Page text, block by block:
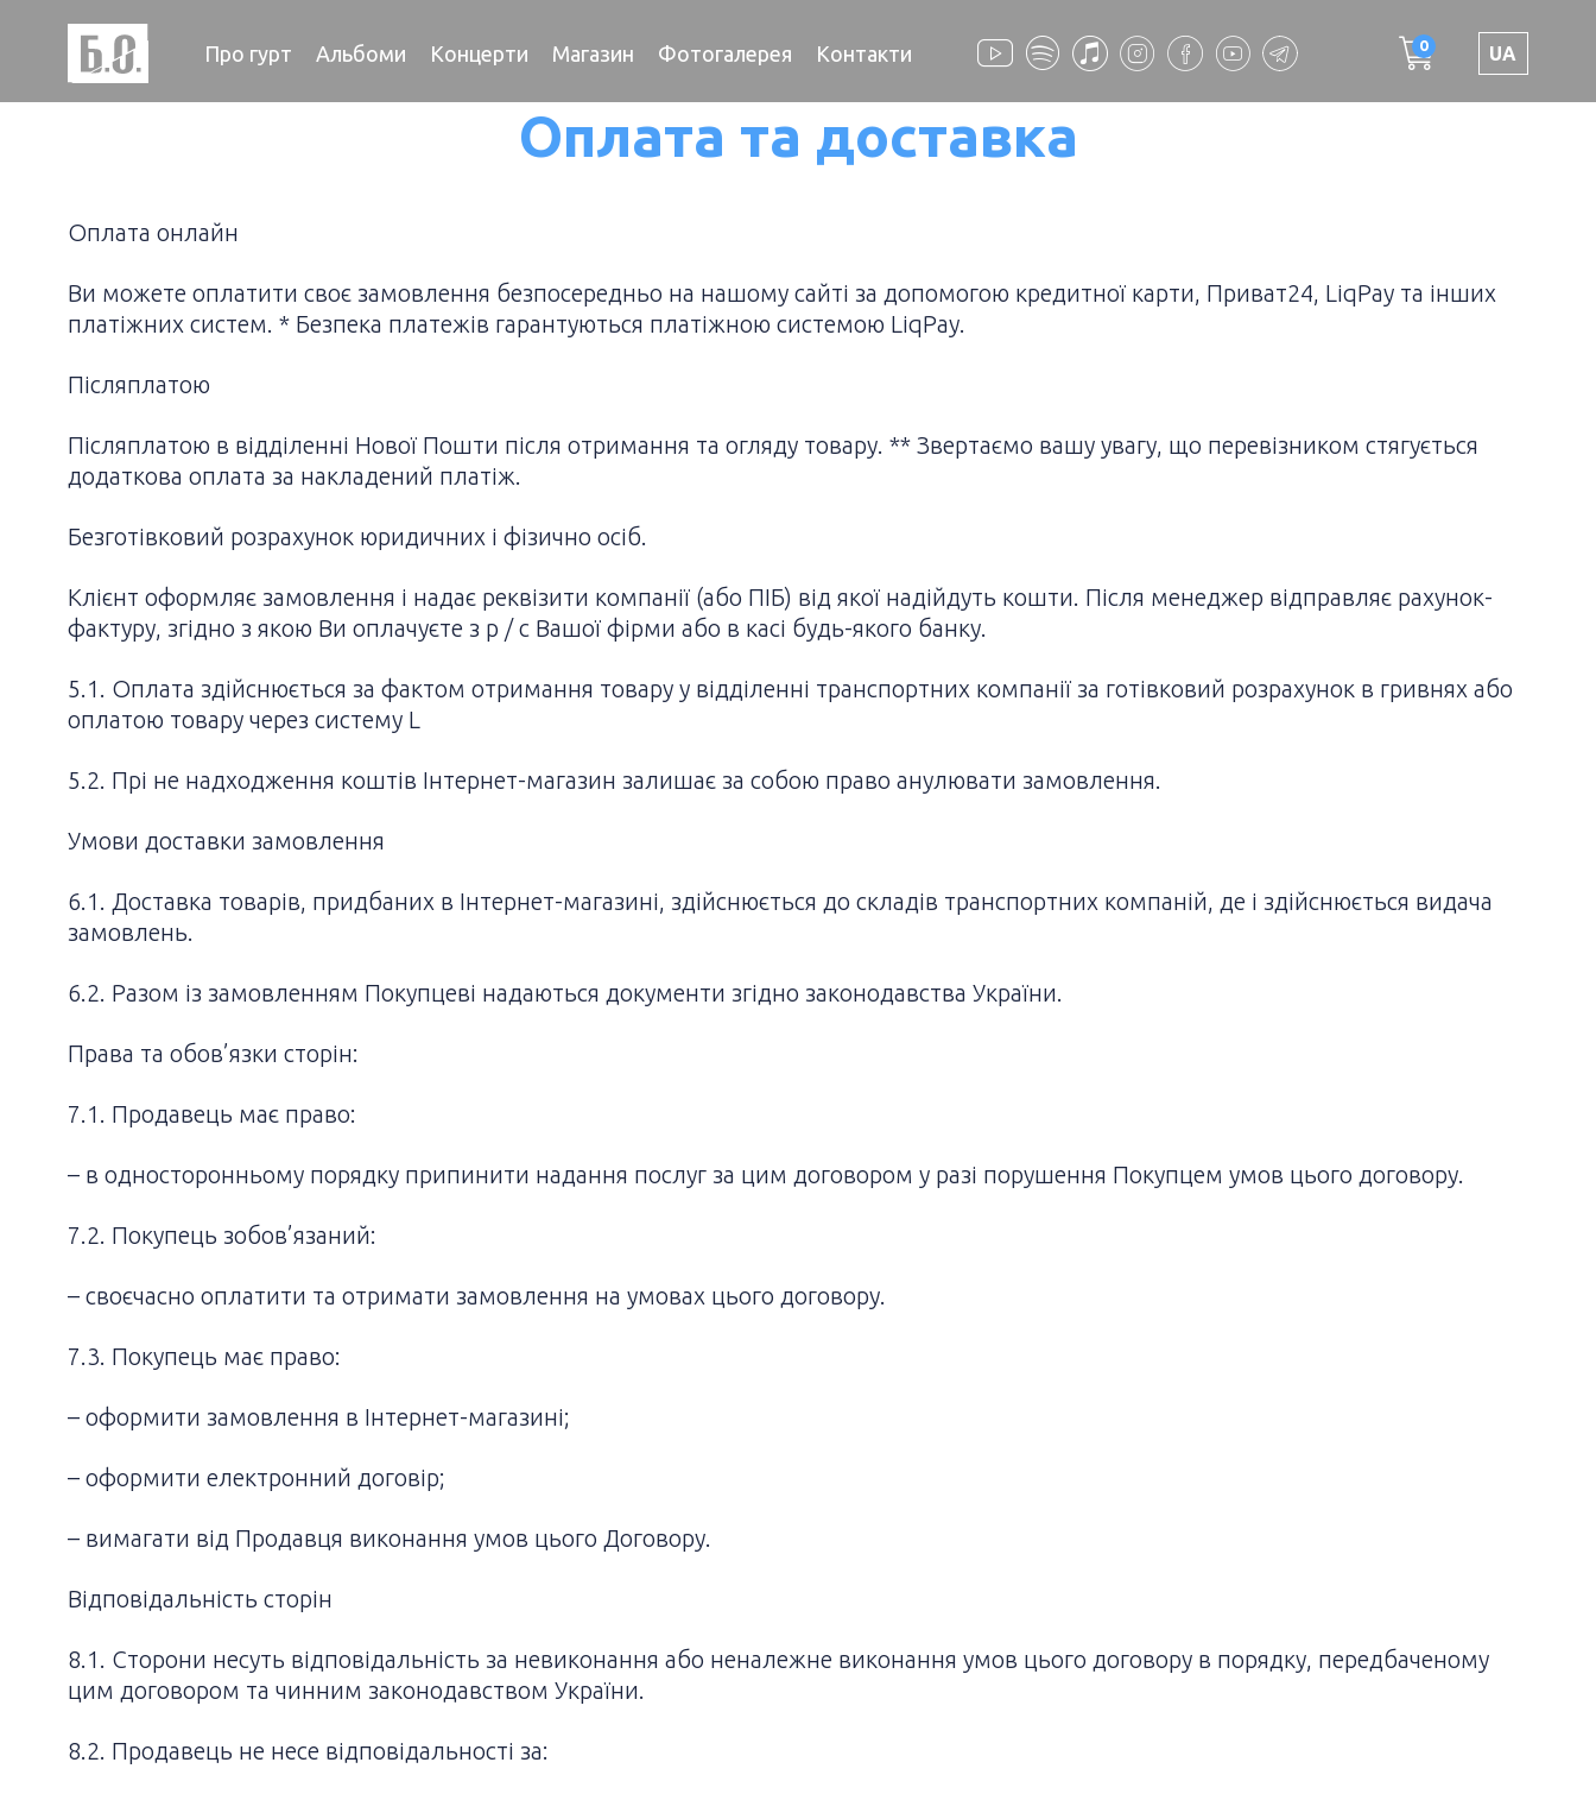
Про гурт Альбоми Концерти Магазин Фотогалерея Контакти 0 UA
Оплата та доставка
Оплата онлайн
Ви можете оплатити своє замовлення безпосередньо на нашому сайті за допомогою кредитної карти, Приват24, LiqPay та інших
платіжних систем. * Безпека платежів гарантуються платіжною системою LiqPay.
Післяплатою
Післяплатою в відділенні Нової Пошти після отримання та огляду товару. ** Звертаємо вашу увагу, що перевізником стягується
додаткова оплата за накладений платіж.
Безготівковий розрахунок юридичних і фізично осіб.
Клієнт оформляє замовлення і надає реквізити компанії (або ПІБ) від якої надійдуть кошти. Після менеджер відправляє рахунок-
фактуру, згідно з якою Ви оплачуєте з р / с Вашої фірми або в касі будь-якого банку.
5.1. Оплата здійснюється за фактом отримання товару у відділенні транспортних компанії за готівковий розрахунок в гривнях або
оплатою товару через систему L
5.2. Прі не надходження коштів Інтернет-магазин залишає за собою право анулювати замовлення.
Умови доставки замовлення
6.1. Доставка товарів, придбаних в Інтернет-магазині, здійснюється до складів транспортних компаній, де і здійснюється видача
замовлень.
6.2. Разом із замовленням Покупцеві надаються документи згідно законодавства України.
Права та обов’язки сторін:
7.1. Продавець має право:
– в односторонньому порядку припинити надання послуг за цим договором у разі порушення Покупцем умов цього договору.
7.2. Покупець зобов’язаний:
– своєчасно оплатити та отримати замовлення на умовах цього договору.
7.3. Покупець має право:
– оформити замовлення в Інтернет-магазині;
– оформити електронний договір;
– вимагати від Продавця виконання умов цього Договору.
Відповідальність сторін
8.1. Сторони несуть відповідальність за невиконання або неналежне виконання умов цього договору в порядку, передбаченому
цим договором та чинним законодавством України.
8.2. Продавець не несе відповідальності за: